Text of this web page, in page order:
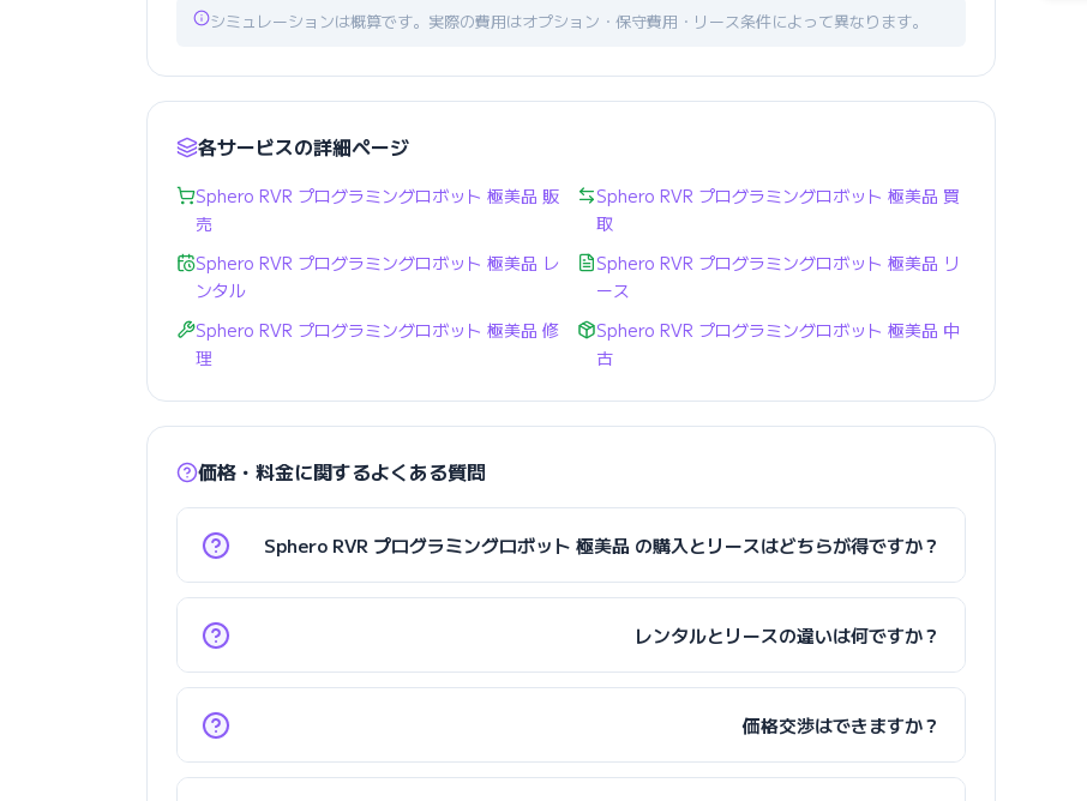
シミュレーションは概算です。実際の費用はオプション・保守費用・リース条件によって異なります。
各サービスの詳細ページ
Sphero RVR プログラミングロボット 極美品 販
売
Sphero RVR プログラミングロボット 極美品 買
取
Sphero RVR プログラミングロボット 極美品 レ
ンタル
Sphero RVR プログラミングロボット 極美品 リ
ース
Sphero RVR プログラミングロボット 極美品 修
理
Sphero RVR プログラミングロボット 極美品 中
古
価格・料金に関するよくある質問
Sphero RVR プログラミングロボット 極美品 の購入とリースはどちらが得ですか？
レンタルとリースの違いは何ですか？
価格交渉はできますか？